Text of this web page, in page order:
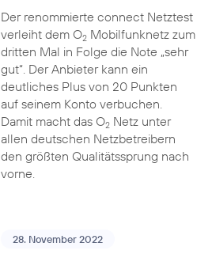
Der renommierte connect Netztest
verleiht dem O2Mobilfunknetz zum
dritten Mal in Folge die Note „sehr
gut“. Der Anbieter kann ein
deutliches Plus von 20 Punkten
auf seinem Konto verbuchen.
Damit macht das O2Netz unter
allen deutschen Netzbetreibern
den größten Qualitätssprung nach
vorne.
28. November 2022